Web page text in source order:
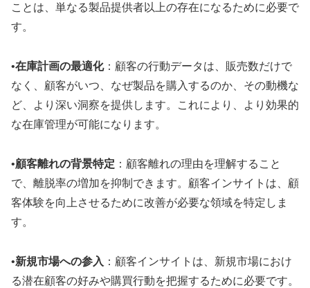
ことは、単なる製品提供者以上の存在になるために必要で
す。
•在庫計画の最適化：顧客の行動データは、販売数だけで
なく、顧客がいつ、なぜ製品を購入するのか、その動機な
ど、より深い洞察を提供します。これにより、より効果的
な在庫管理が可能になります。
•顧客離れの背景特定 ：顧客離れの理由を理解すること
で、離脱率の増加を抑制できます。顧客インサイトは、顧
客体験を向上させるために改善が必要な領域を特定しま
す。
•新規市場への参入 ：顧客インサイトは、新規市場におけ
る潜在顧客の好みや購買行動を把握するために必要です。